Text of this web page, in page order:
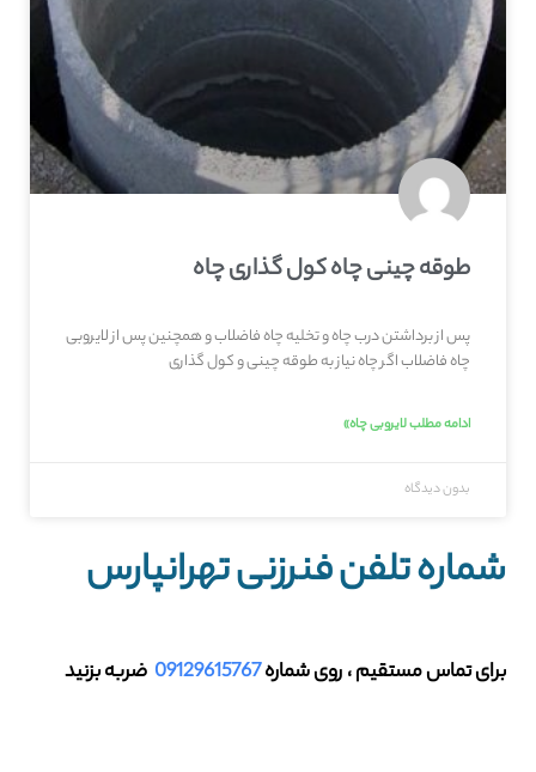
طوقه چینی چاه کول گذاری چاه
پس از برداشتن درب چاه و تخلیه چاه فاضلاب و همچنین پس از لایروبی
چاه فاضلاب اگر چاه نیاز به طوقه چینی و کول گذاری
ادامه مطلب لایروبی چاه»
بدون دیدگاه
شماره تلفن فنرزنی تهرانپارس
برای تماس مستقیم ، روی شماره09129615767 ضربه بزنید